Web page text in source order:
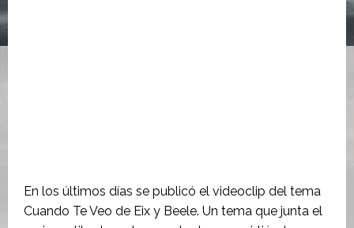
En los últimos días se publicó el videoclip del tema
Cuando Te Veo de Eix y Beele. Un tema que junta el